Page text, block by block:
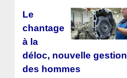
Le
chantage
à la
déloc, nouvelle gestion
des hommes